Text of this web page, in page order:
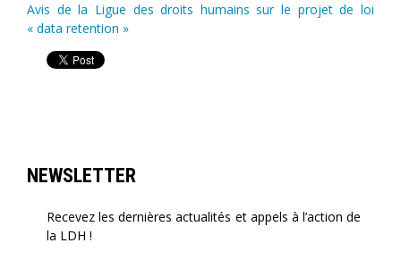
Avis de la Ligue des droits humains sur le projet de loi
« data retention »
NEWSLETTER
Recevez les dernières actualités et appels à l’action de
la LDH !